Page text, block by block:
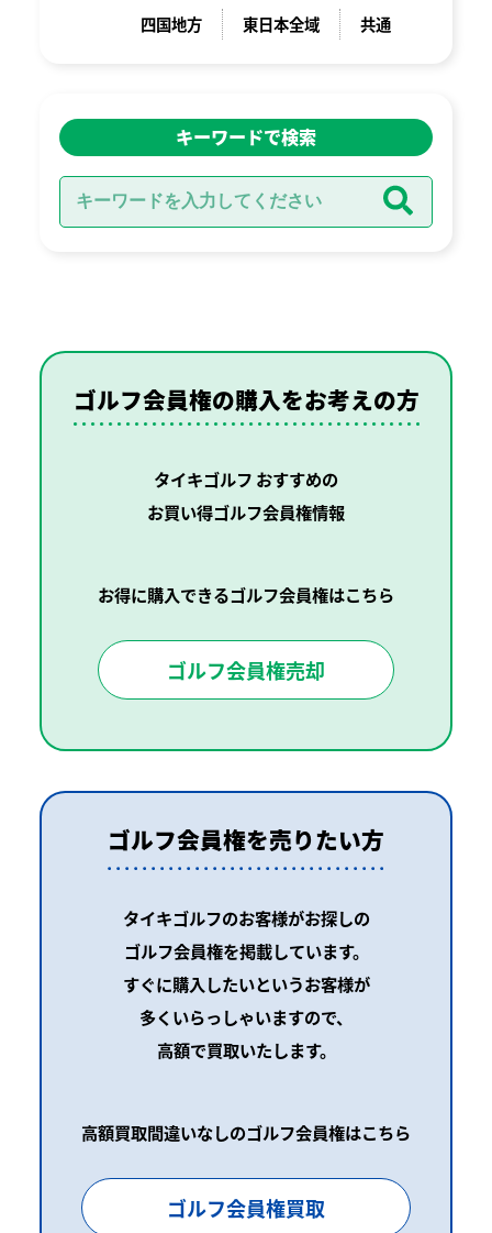
四国地方
東日本全域 共通
キーワードで検索
ゴルフ会員権の購入をお考えの方
タイキゴルフ おすすめの
お買い得ゴルフ会員権情報
お得に購入できるゴルフ会員権はこちら
ゴルフ会員権売却
ゴルフ会員権を売りたい方
タイキゴルフのお客様がお探しの
ゴルフ会員権を掲載しています。
すぐに購入したいというお客様が
多くいらっしゃいますので、
高額で買取いたします。
高額買取間違いなしのゴルフ会員権はこちら
ゴルフ会員権買取